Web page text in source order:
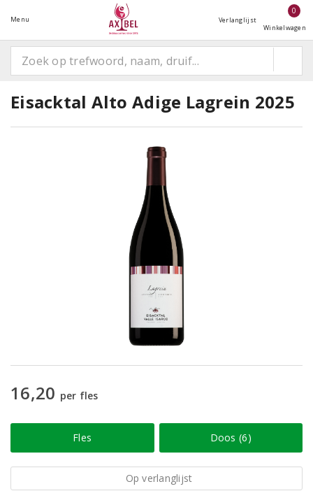
Menu Verlanglijst
0
Winkelwagen
Eisacktal Alto Adige Lagrein 2025
16,20 per fles
Fles Doos (6)
Op verlanglijst